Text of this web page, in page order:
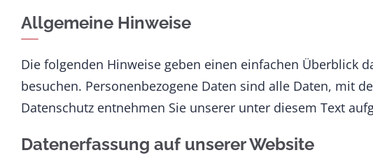
Allgemeine Hinweise
Die folgenden Hinweise geben einen einfachen Überblick
besuchen. Personenbezogene Daten sind alle Daten, mit
Datenschutz entnehmen Sie unserer unter diesem Text
Datenerfassung auf unserer Website